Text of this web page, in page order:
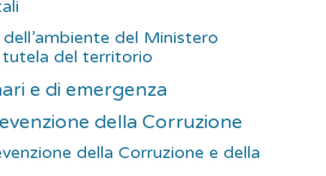
del Ministero
tutela del territorio
e di emergenza
della Corruzione
della Corruzione e della